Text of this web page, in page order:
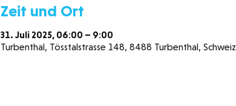
Zeit und Ort
31. Juli 2025, 06:00 – 9:00
Turbenthal, Tösstalstrasse 148, 8488 Turbenthal, Schweiz